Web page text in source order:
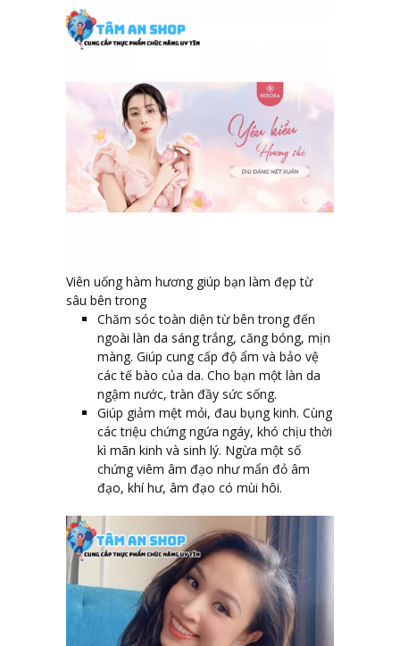
Viên uống hàm hương giúp bạn làm đẹp từ
sâu bên trong
Chăm sóc toàn diện từ bên trong đến
ngoài làn da sáng trắng, căng bóng, mịn
màng. Giúp cung cấp độ ẩm và bảo vệ
các tế bào của da. Cho bạn một làn da
ngậm nước, tràn đầy sức sống.
Giúp giảm mệt mỏi, đau bụng kinh. Cùng
các triệu chứng ngứa ngáy, khó chịu thời
kì mãn kinh và sinh lý. Ngừa một số
chứng viêm âm đạo như mẩn đỏ âm
đạo, khí hư, âm đạo có mùi hôi.